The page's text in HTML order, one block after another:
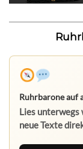
Ruhrbarone auf
Lies unterwegs
neue Texte